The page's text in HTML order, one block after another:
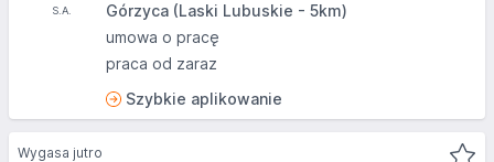
Górzyca (Laski Lubuskie - 5km)
umowa o pracę
praca od zaraz
Szybkie aplikowanie
Wygasa jutro